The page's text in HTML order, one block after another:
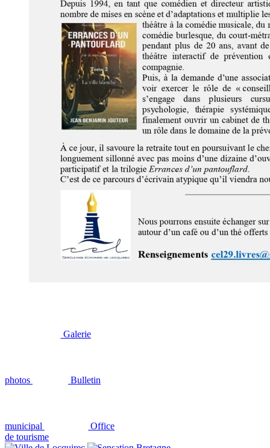
Galerie
photos Bulletin
municipal
Office
de tourisme